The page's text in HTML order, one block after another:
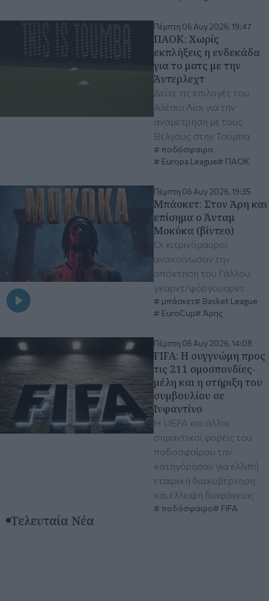
Πέμπτη 06 Αυγ 2026, 19:47
ΠΑΟΚ: Χωρίς
εκπλήξεις η ενδεκάδα
για το ματς με την
Άντερλεχτ
Δείτε τις επιλογές του
Αλέσιο Λίσι για την
αναμέτρηση με τους
Βέλγους στην Τούμπα
ποδόσφαιρο
Europa League
ΠΑΟΚ
Πέμπτη 06 Αυγ 2026, 19:35
Μπάσκετ: Στον Άρη και
επίσημα ο Άνταμ
Μοκόκα (βίντεο)
Οι κιτρινόμαυροι
ανακοίνωσαν την
απόκτηση του Γάλλου
γκαρντ/φόργουορντ
μπάσκετ
Basket League
EuroCup
Άρης
Πέμπτη 06 Αυγ 2026, 14:08
FIFA: Η συγγνώμη προς
τις 211 ομοσπονδίες-
μέλη και η στήριξη του
συμβουλίου σε
Ινφαντίνο
Η UEFA και άλλοι
σημαντικοί φορείς του
ποδοσφαίρου την
κατηγόρησαν για ελλιπή
εταιρική διακυβέρνηση
και έλλειψη διαφάνειας
ποδόσφαιρο FIFA
Τελευταία Νέα